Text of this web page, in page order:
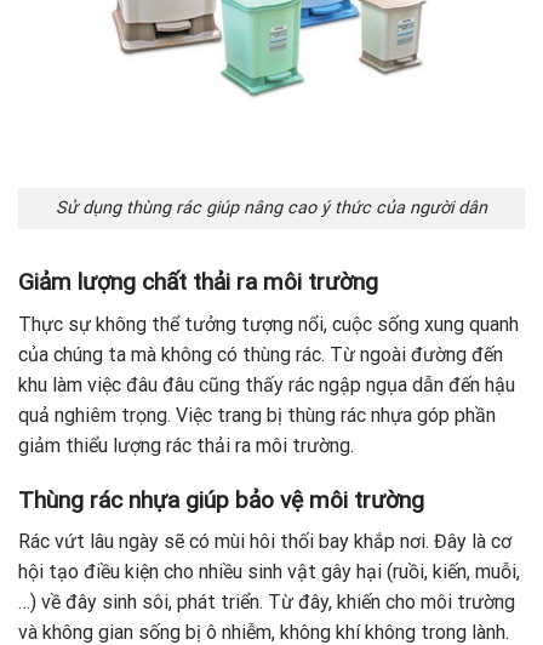
Sử dụng thùng rác giúp nâng cao ý thức của người dân
Giảm lượng chất thải ra môi trường
Thực sự không thể tưởng tượng nổi, cuộc sống xung quanh
của chúng ta mà không có thùng rác. Từ ngoài đường đến
khu làm việc đâu đâu cũng thấy rác ngập ngụa dẫn đến hậu
quả nghiêm trọng. Việc trang bị thùng rác nhựa góp phần
giảm thiểu lượng rác thải ra môi trường.
Thùng rác nhựa giúp bảo vệ môi trường
Rác vứt lâu ngày sẽ có mùi hôi thối bay khắp nơi. Đây là cơ
hội tạo điều kiện cho nhiều sinh vật gây hại (ruồi, kiến, muỗi,
…) về đây sinh sôi, phát triển. Từ đây, khiến cho môi trường
và không gian sống bị ô nhiễm, không khí không trong lành.